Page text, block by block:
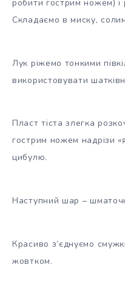
робити гострим ножем)
Складаємо в миску,
Лук ріжемо тонкими
використовувати
Пласт тіста злегка
гострим ножем надрізи
цибулю.
Наступний шар –
Красиво з’єднуємо
жовтком.